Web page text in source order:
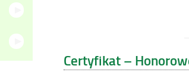
Certyfikat –